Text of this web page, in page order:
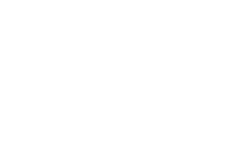
暨7/31交流餐敘報名